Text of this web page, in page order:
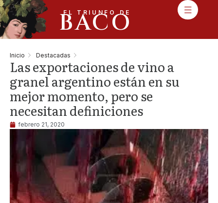
EL TRIUNFO DE
BACO
Inicio Destacadas
Las exportaciones de vino a
granel argentino están en su
mejor momento, pero se
necesitan definiciones
febrero 21, 2020